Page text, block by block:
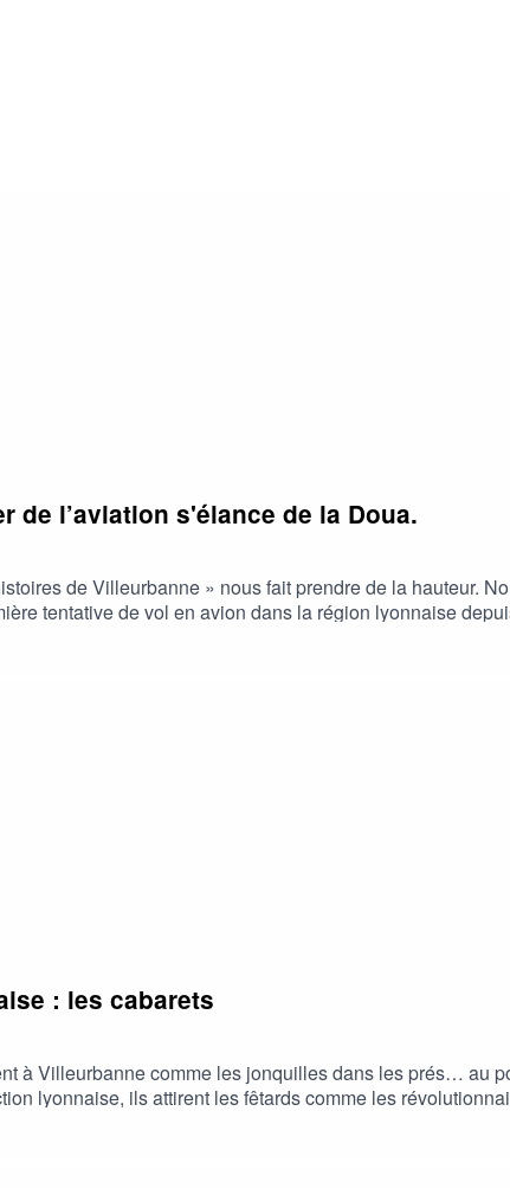
de l’aviation s'élance de la Doua.
de Villeurbanne » nous fait prendre de la hauteur.
tentative de vol en avion dans la région lyonnaise
: les cabarets
à Villeurbanne comme les jonquilles dans les prés… au
lyonnaise, ils attirent les fêtards comme les